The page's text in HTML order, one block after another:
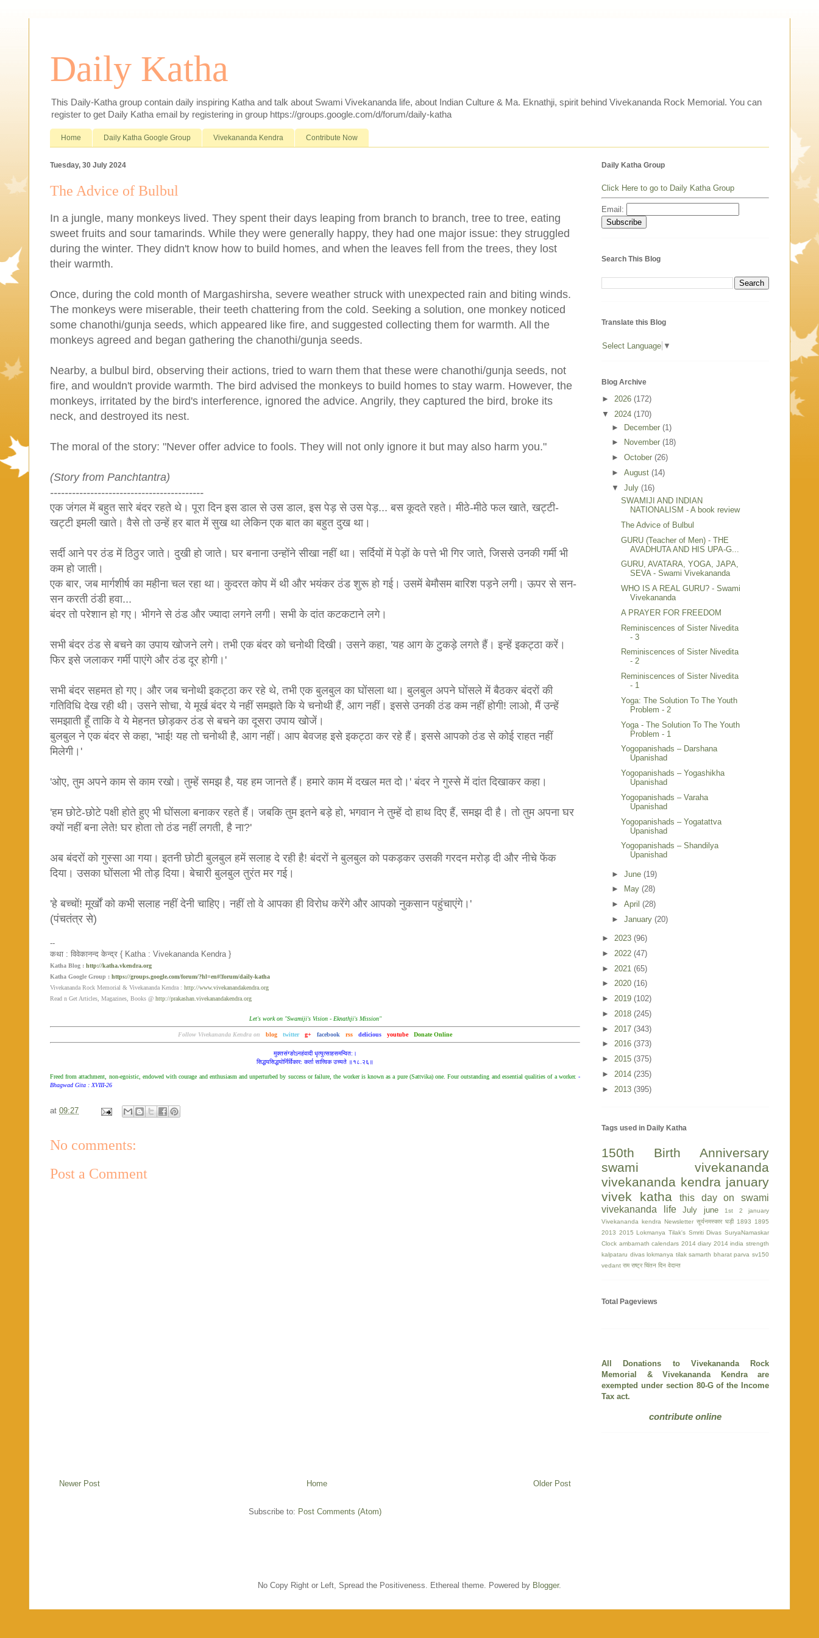
Daily Katha
This Daily-Katha group contain daily inspiring Katha and talk about Swami Vivekananda life, about Indian Culture & Ma. Eknathji, spirit behind Vivekananda Rock Memorial. You can
register to get Daily Katha email by registering in group https://groups.google.com/d/forum/daily-katha
Home Daily Katha Google Group Vivekananda Kendra Contribute Now
Tuesday, 30 July 2024
The Advice of Bulbul
In a jungle, many monkeys lived. They spent their days leaping from branch to branch, tree to tree, eating
sweet fruits and sour tamarinds. While they were generally happy, they had one major issue: they struggled
during the winter. They didn't know how to build homes, and when the leaves fell from the trees, they lost
their warmth.
Once, during the cold month of Margashirsha, severe weather struck with unexpected rain and biting winds.
The monkeys were miserable, their teeth chattering from the cold. Seeking a solution, one monkey noticed
some chanothi/gunja seeds, which appeared like fire, and suggested collecting them for warmth. All the
monkeys agreed and began gathering the chanothi/gunja seeds.
Nearby, a bulbul bird, observing their actions, tried to warn them that these were chanothi/gunja seeds, not
fire, and wouldn't provide warmth. The bird advised the monkeys to build homes to stay warm. However, the
monkeys, irritated by the bird's interference, ignored the advice. Angrily, they captured the bird, broke its
neck, and destroyed its nest.
The moral of the story: "Never offer advice to fools. They will not only ignore it but may also harm you."
(Story from Panchtantra)
------------------------------------------
एक जंगल में बहुत सारे बंदर रहते थे। पूरा दिन इस डाल से उस डाल, इस पेड़ से उस पेड़... बस कूदते रहते। मीठे-मीठे फल खाते, खट्टी-
खट्टी इमली खाते। वैसे तो उन्हें हर बात में सुख था लेकिन एक बात का बहुत दुख था।
सर्दी आने पर ठंड में ठिठुर जाते। दुखी हो जाते। घर बनाना उन्होंने सीखा नहीं था। सर्दियों में पेड़ों के पत्ते भी गिर जाते, जिससे उनकी गर्मी भी
कम हो जाती।
एक बार, जब मार्गशीर्ष का महीना चल रहा था। कुदरत कोप में थी और भयंकर ठंड शुरू हो गई। उसमें बेमौसम बारिश पड़ने लगी। ऊपर से सन-
सन करती ठंडी हवा...
बंदर तो परेशान हो गए। भीगने से ठंड और ज्यादा लगने लगी। सभी के दांत कटकटाने लगे।
सभी बंदर ठंड से बचने का उपाय खोजने लगे। तभी एक बंदर को चनोथी दिखी। उसने कहा, 'यह आग के टुकड़े लगते हैं। इन्हें इकट्ठा करें।
फिर इसे जलाकर गर्मी पाएंगे और ठंड दूर होगी।'
सभी बंदर सहमत हो गए। और जब चनोथी इकट्ठा कर रहे थे, तभी एक बुलबुल का घोंसला था। बुलबुल अपने घोंसले में बैठकर बंदरों की
गतिविधि देख रही थी। उसने सोचा, ये मूर्ख बंदर ये नहीं समझते कि ये चनोथी हैं, आग नहीं। इससे उनकी ठंड कम नहीं होगी! लाओ, मैं उन्हें
समझाती हूँ ताकि वे ये मेहनत छोड़कर ठंड से बचने का दूसरा उपाय खोजें।
बुलबुल ने एक बंदर से कहा, 'भाई! यह तो चनोथी है, आग नहीं। आप बेवजह इसे इकट्ठा कर रहे हैं। इससे आपको ठंड से कोई राहत नहीं
मिलेगी।'
'ओए, तुम अपने काम से काम रखो। तुम्हें समझ है, यह हम जानते हैं। हमारे काम में दखल मत दो।' बंदर ने गुस्से में दांत दिखाकर कहा।
'हम छोटे-छोटे पक्षी होते हुए भी घोंसला बनाकर रहते हैं। जबकि तुम इतने बड़े हो, भगवान ने तुम्हें दो हाथ दिए हैं, समझ दी है। तो तुम अपना घर
क्यों नहीं बना लेते! घर होता तो ठंड नहीं लगती, है ना?'
अब बंदरों को गुस्सा आ गया। इतनी छोटी बुलबुल हमें सलाह दे रही है! बंदरों ने बुलबुल को पकड़कर उसकी गरदन मरोड़ दी और नीचे फेंक
दिया। उसका घोंसला भी तोड़ दिया। बेचारी बुलबुल तुरंत मर गई।
'हे बच्चों! मूर्खों को कभी सलाह नहीं देनी चाहिए। नहीं तो वे आपका ही विरोध करेंगे और आपको नुकसान पहुंचाएंगे।'
(पंचतंत्र से)
--
कथा : विवेकानन्द केन्द्र { Katha : Vivekananda Kendra }
Katha Blog : http://katha.vkendra.org
Katha Google Group : https://groups.google.com/forum/?hl=en#!forum/daily-katha
Vivekananda Rock Memorial & Vivekananda Kendra : http://www.vivekanandakendra.org
Read n Get Articles, Magazines, Books @ http://prakashan.vivekanandakendra.org
Let's work on "Swamiji's Vision - Eknathji's Mission"
Follow Vivekananda Kendra on blog twitter g+ facebook rss delicious youtube Donate Online
मुक्तसंग्ङोऽनहंवादी धृत्युत्साहसमन्वित:।
सिद्ध‌‌यसिद्धयोर्निर्विकार: कर्ता सात्त्विक उच्यते ॥१८.२६॥
Freed from attachment, non-egoistic, endowed with courage and enthusiasm and unperturbed by success or failure, the worker is known as a pure (Sattvika) one. Four outstanding and essential qualities of a worker. -
Bhagwad Gita : XVIII-26
at 09:27
No comments:
Post a Comment
Newer Post Older Post
Home
Subscribe to: Post Comments (Atom)
Daily Katha Group
Click Here to go to Daily Katha Group
Email:
Search This Blog
Translate this Blog
Select Language ▼
Blog Archive
► 2026 (172)
▼ 2024 (170)
► December (1)
►
November (18)
► October (26)
► August (14)
▼ July (16)
SWAMIJI AND INDIAN
NATIONALISM - A book review
The Advice of Bulbul
GURU (Teacher of Men) - THE
AVADHUTA AND HIS UPA-G...
GURU, AVATARA, YOGA, JAPA,
SEVA - Swami Vivekananda
WHO IS A REAL GURU? - Swami
Vivekananda
A PRAYER FOR FREEDOM
Reminiscences of Sister Nivedita
- 3
Reminiscences of Sister Nivedita
- 2
Reminiscences of Sister Nivedita
- 1
Yoga: The Solution To The Youth
Problem - 2
Yoga - The Solution To The Youth
Problem - 1
Yogopanishads – Darshana
Upanishad
Yogopanishads – Yogashikha
Upanishad
Yogopanishads – Varaha
Upanishad
Yogopanishads – Yogatattva
Upanishad
Yogopanishads – Shandilya
Upanishad
► June (19)
►
May (28)
► April (28)
► January (20)
► 2023 (96)
► 2022 (47)
► 2021 (65)
► 2020 (16)
► 2019 (102)
► 2018 (245)
► 2017 (343)
► 2016 (373)
► 2015 (375)
► 2014 (235)
► 2013 (395)
Tags used in Daily Katha
150th Birth Anniversary
swami vivekananda
vivekananda kendra january
vivek katha
this day on swami
vivekananda life
July june 1st
2 january
Vivekananda kendra Newsletter सूर्यनमस्कार घड़ी 1893 1895
2013 2015 Lokmanya Tilak's Smriti Divas SuryaNamaskar
Clock ambarnath calendars 2014 diary 2014 india strength
kalpataru divas lokmanya tilak samarth bharat parva sv150
vedant राम राष्ट्र चिंतन दिन वेदान्त
Total Pageviews
All Donations to Vivekananda Rock
Memorial & Vivekananda Kendra are
exempted under section 80-G of the Income
Tax act.
contribute online
No Copy Right or Left, Spread the Positiveness. Ethereal theme. Powered by Blogger.